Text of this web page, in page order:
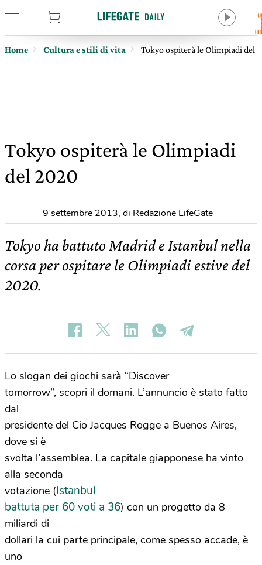
Home Cultura e stili di vita Tokyo ospiterà le Olimpiadi del
Tokyo ospiterà le Olimpiadi
del 2020
9 settembre 2013, di Redazione LifeGate
Tokyo ha battuto Madrid e Istanbul nella
corsa per ospitare le Olimpiadi estive del
2020.
Lo slogan dei giochi sarà “Discover
tomorrow”, scopri il domani. L’annuncio è stato fatto
dal
presidente del Cio Jacques Rogge a Buenos Aires,
dove si è
svolta l’assemblea. La capitale giapponese ha vinto
alla seconda
votazione (Istanbul
battuta per 60 voti a 36) con un progetto da 8
miliardi di
dollari la cui parte principale, come spesso accade, è
uno